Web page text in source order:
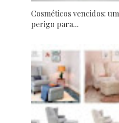
Cosméticos vencidos: um
perigo para...